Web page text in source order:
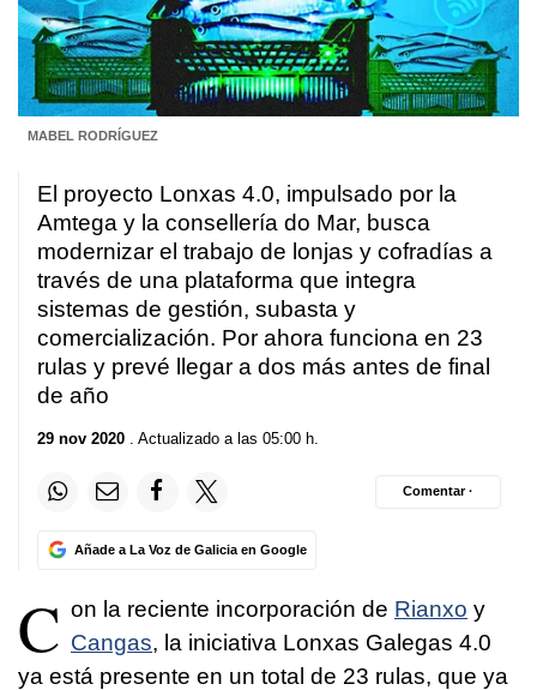
MABEL RODRÍGUEZ
El proyecto Lonxas 4.0, impulsado por la
Amtega y la consellería do Mar, busca
modernizar el trabajo de lonjas y cofradías a
través de una plataforma que integra
sistemas de gestión, subasta y
comercialización. Por ahora funciona en 23
rulas y prevé llegar a dos más antes de final
de año
29 nov 2020 . Actualizado a las 05:00 h.
Añade a La Voz de Galicia en Google
Comentar ·
C on la reciente incorporación de Rianxo y
Cangas, la iniciativa Lonxas Galegas 4.0
ya está presente en un total de 23 rulas, que ya